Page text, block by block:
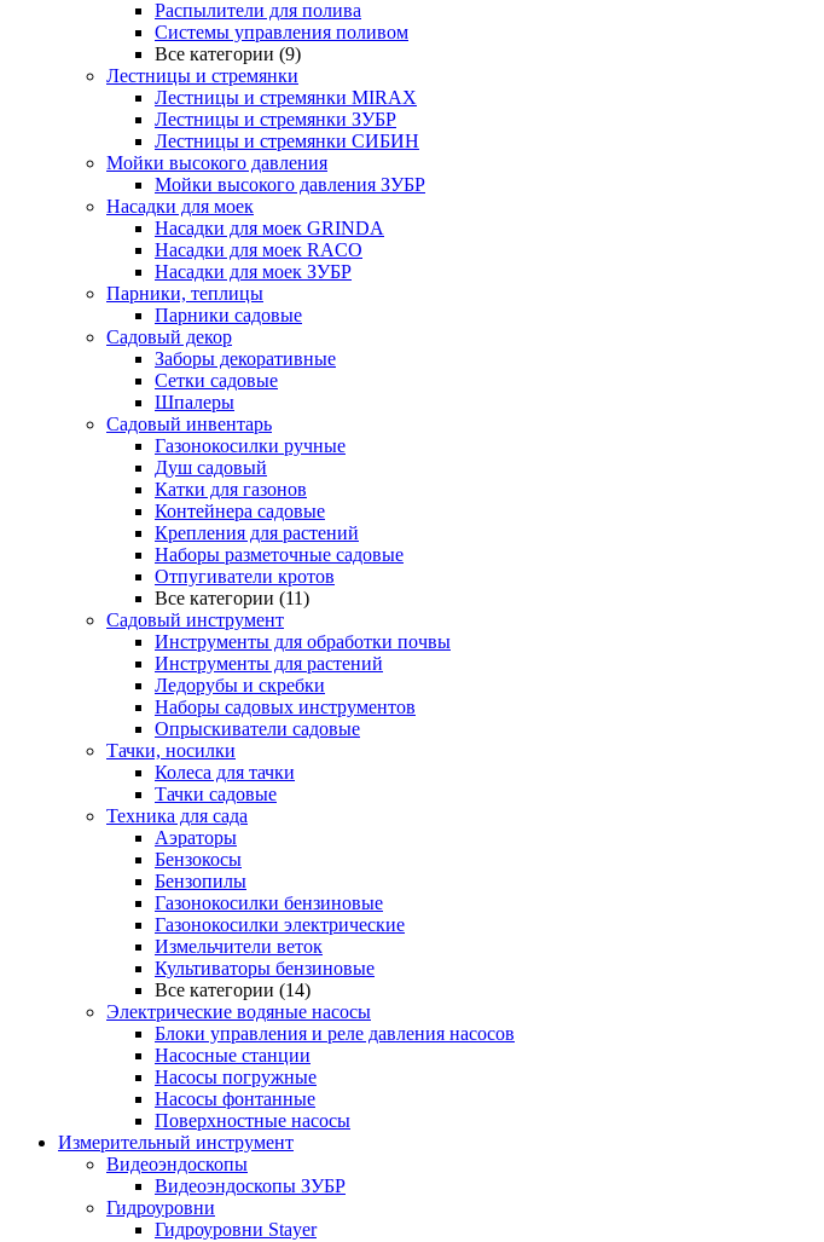
Распылители для полива
Системы управления поливом
Все категории (9)
Лестницы и стремянки
Лестницы и стремянки MIRAX
Лестницы и стремянки ЗУБР
Лестницы и стремянки СИБИН
Мойки высокого давления
Мойки высокого давления ЗУБР
Насадки для моек
Насадки для моек GRINDA
Насадки для моек RACO
Насадки для моек ЗУБР
Парники, теплицы
Парники садовые
Садовый декор
Заборы декоративные
Сетки садовые
Шпалеры
Садовый инвентарь
Газонокосилки ручные
Душ садовый
Катки для газонов
Контейнера садовые
Крепления для растений
Наборы разметочные садовые
Отпугиватели кротов
Все категории (11)
Садовый инструмент
Инструменты для обработки почвы
Инструменты для растений
Ледорубы и скребки
Наборы садовых инструментов
Опрыскиватели садовые
Тачки, носилки
Колеса для тачки
Тачки садовые
Техника для сада
Аэраторы
Бензокосы
Бензопилы
Газонокосилки бензиновые
Газонокосилки электрические
Измельчители веток
Культиваторы бензиновые
Все категории (14)
Электрические водяные насосы
Блоки управления и реле давления насосов
Насосные станции
Насосы погружные
Насосы фонтанные
Поверхностные насосы
Измерительный инструмент
Видеоэндоскопы
Видеоэндоскопы ЗУБР
Гидроуровни
Гидроуровни Stayer